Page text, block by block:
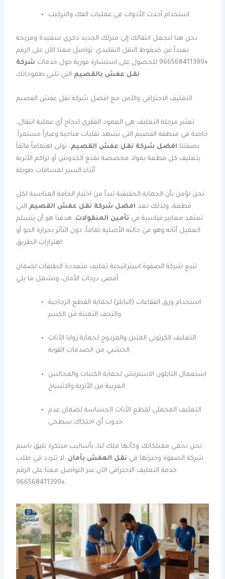
استخدام أحدث الأدوات في عمليات الفك والتركيب.
نحن هنا لنجعل انتقالك إلى منزلك الجديد ذكرى سعيدة ومريحة
بعيداً عن ضغوط النقل التقليدي. تواصل معنا الآن على الرقم
+966568411399 للحصول على استشارة فورية حول خدمات
شركة
نقل عفش بالقصيمالتي تلبي طموحاتك.
التغليف الاحترافي والآمن مع افضل شركة نقل عفش القصيم
تعتبر مرحلة التغليف هي العمود الفقري لنجاح أي عملية انتقال،
خاصة في منطقة القصيم التي تشهد تقلبات مناخية وغباراً مستمراً.
بصفتنا افضل شركة نقل عفش القصيم، نولي اهتماماً فائقاً
بتغليف كل قطعة بمواد مخصصة تمنع الخدوش أو تراكم الأتربة
أثناء السير لمسافات طويلة.
نحن نؤمن بأن الحماية الحقيقية تبدأ من اختيار الخامة المناسبة لكل
قطعة، ولذلك نعد افضل شركة نقل عفش القصيم التي
تعتمد معايير قياسية في تأمين المنقولات. هدفنا هو أن يتسلم
العميل أثاثه وهو في حالته الأصلية تماماً، دون التأثر بحرارة الجو أو
اهتزازات الطريق.
تتبع شركة الصفوة استراتيجية تغليف متعددة الطبقات لضمان
أقصى درجات الأمان، وتشمل ما يلي:
استخدام ورق الفقاعات (البابلز) لحماية القطع الزجاجية
والتحف الثمينة من الكسر.
التغليف الكرتوني المتين والمزدوج لحماية زوايا الأثاث
الخشبي من الصدمات القوية.
استعمال النايلون الاسترتش لحماية الكنبات والمجالس
العربية من الأتربة والاتساخ.
التغليف المخملي لقطع الأثاث الحساسة لضمان عدم
حدوث أي احتكاك سطحي.
نحن نحمي ممتلكاتك وكأنها ملك لنا، بأساليب مبتكرة تليق باسم
شركة الصفوة وخبرتها في نقل العفش بأمان. لا تتردد في طلب
خدمة التغليف الاحترافي الآن عبر التواصل معنا على الرقم
+966568411399.